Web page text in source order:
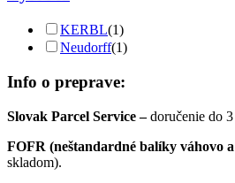
KERBL(1)
Neudorff(1)
Info o preprave:
Slovak Parcel Service –doručenie do
FOFR (neštandardné balíky váhovo
skladom).